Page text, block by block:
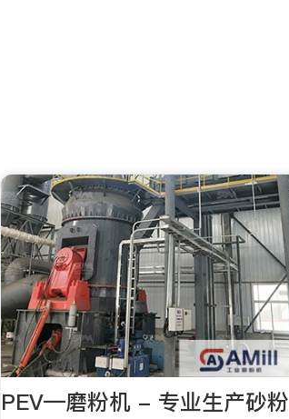
PEV—磨粉机 - 专业生产砂粉